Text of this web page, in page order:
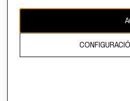
El contenido de esta página web está
propiedad de H&M Hennes & Mauritz